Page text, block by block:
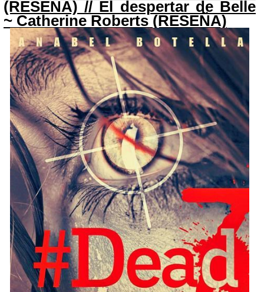
(RESEÑA) // El despertar de Belle
~ Catherine Roberts (RESEÑA)